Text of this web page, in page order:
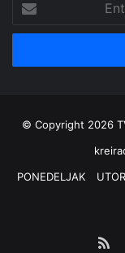
your
Email
© Copyright 2026
PONEDELJAK